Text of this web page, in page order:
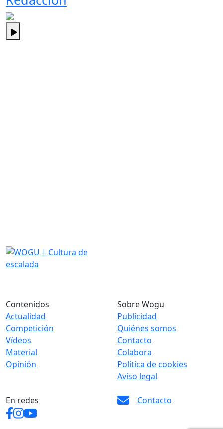
Contenidos
Actualidad
Competición
Vídeos
Material
Opinión
Sobre Wogu
Publicidad
Quiénes somos
Contacto
Colabora
Política de cookies
Aviso legal
En redes Contacto